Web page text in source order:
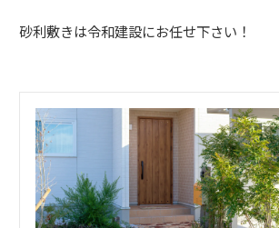
砂利敷きは令和建設にお任せ下さい！